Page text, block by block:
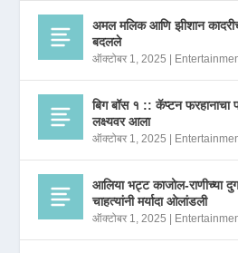
अमल मलिक आणि झीशान
बदलले
ऑक्टोबर 1, 2025 |
बिग बॉस १ :: कॅप्टन फरहानाचा
लक्ष्यवर आला
ऑक्टोबर 1, 2025 |
आलिया भट्ट काजोल-राणीच्या
चाहत्यांनी मर्यादा ओलांडली
ऑक्टोबर 1, 2025 |